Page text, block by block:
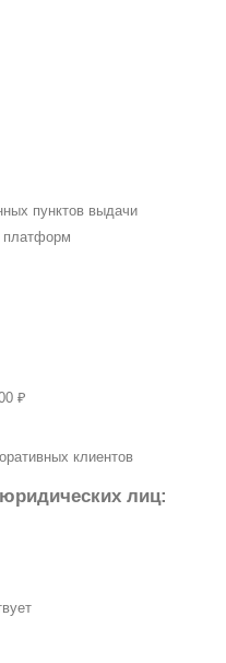
пунктов выдачи
платформ
₽
клиентов
лиц: